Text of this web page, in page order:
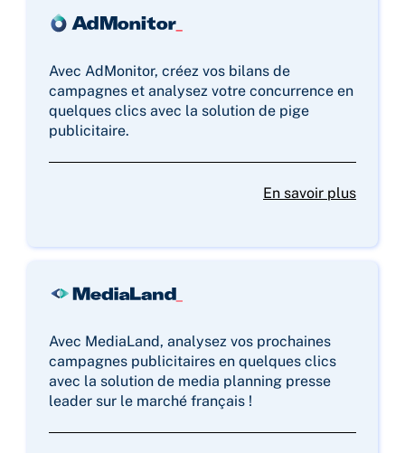
Avec AdMonitor, créez vos bilans de
campagnes et analysez votre concurrence en
quelques clics avec la solution de pige
publicitaire.
En savoir plus
Avec MediaLand, analysez vos prochaines
campagnes publicitaires en quelques clics
avec la solution de media planning presse
leader sur le marché français !